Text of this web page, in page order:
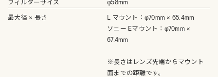
フィルターサイズ φ58mm
最大径 × 長さ
L マウント：φ70mm × 65.4mm
ソニー Eマウント：φ70mm ×
67.4mm
※長さはレンズ先端からマウント
面までの距離です。